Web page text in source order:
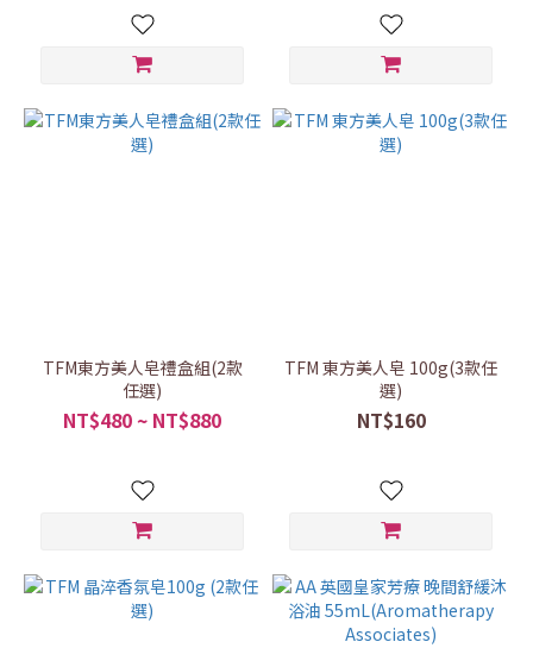
TFM東方美人皂禮盒組(2款
任選)
NT$480 ~ NT$880
TFM 東方美人皂 100g(3款任
選)
NT$160